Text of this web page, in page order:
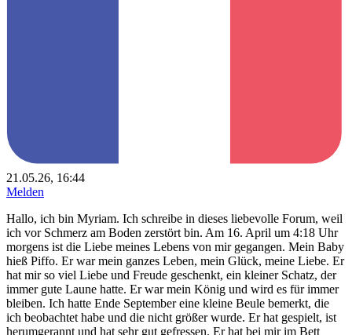
21.05.26, 16:44
Melden
Hallo, ich bin Myriam. Ich schreibe in dieses liebevolle Forum, weil
ich vor Schmerz am Boden zerstört bin. Am 16. April um 4:18 Uhr
morgens ist die Liebe meines Lebens von mir gegangen. Mein Baby
hieß Piffo. Er war mein ganzes Leben, mein Glück, meine Liebe. Er
hat mir so viel Liebe und Freude geschenkt, ein kleiner Schatz, der
immer gute Laune hatte. Er war mein König und wird es für immer
bleiben. Ich hatte Ende September eine kleine Beule bemerkt, die
ich beobachtet habe und die nicht größer wurde. Er hat gespielt, ist
herumgerannt und hat sehr gut gefressen. Er hat bei mir im Bett